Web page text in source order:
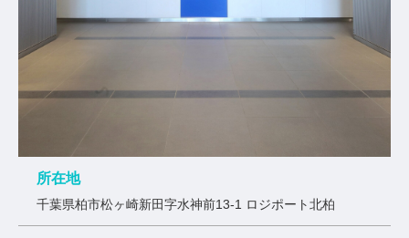
所在地
千葉県柏市松ヶ崎新⽥字⽔神前13-1 ロジポート北柏